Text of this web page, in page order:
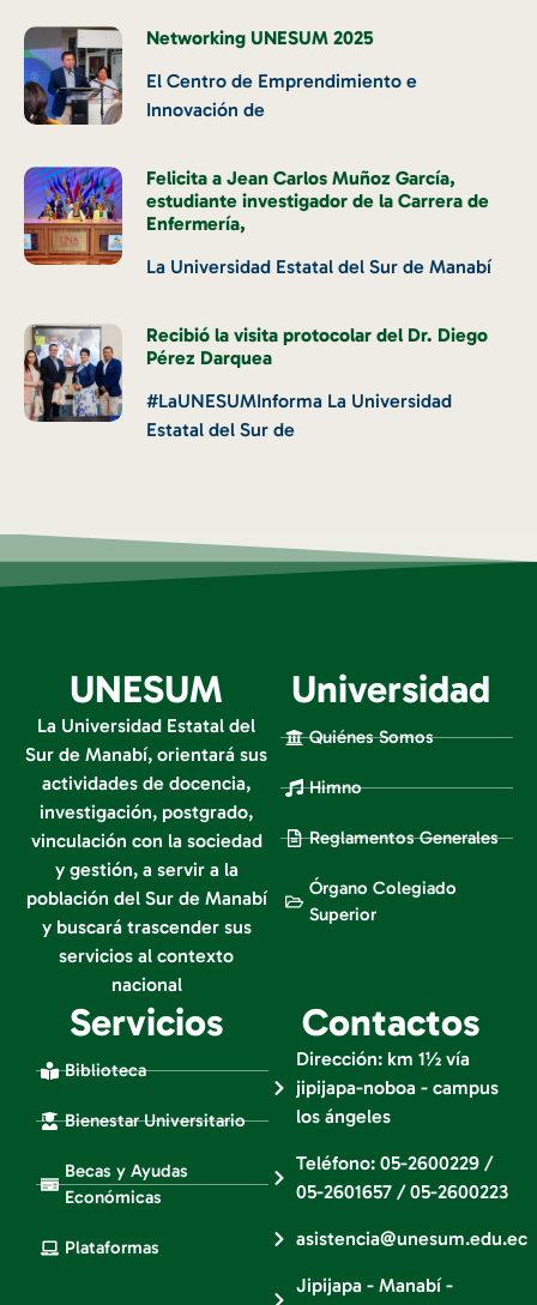
Networking UNESUM 2025
El Centro de Emprendimiento e
Innovación de
Felicita a Jean Carlos Muñoz García,
estudiante investigador de la Carrera de
Enfermería,
La Universidad Estatal del Sur de Manabí
Recibió la visita protocolar del Dr. Diego
Pérez Darquea
#LaUNESUMInforma La Universidad
Estatal del Sur de
UNESUM
La Universidad Estatal del
Sur de Manabí, orientará sus
actividades de docencia,
investigación, postgrado,
vinculación con la sociedad
y gestión, a servir a la
población del Sur de Manabí
y buscará trascender sus
servicios al contexto
nacional
Universidad
Quiénes Somos
Himno
Reglamentos Generales
Órgano Colegiado
Superior
Servicios
Biblioteca
Bienestar Universitario
Becas y Ayudas
Económicas
Plataformas
Contactos
Dirección: km 1½ vía
jipijapa-noboa - campus
los ángeles
Teléfono: 05-2600229 /
05-2601657 / 05-2600223
asistencia@unesum.edu.ec
Jipijapa - Manabí -